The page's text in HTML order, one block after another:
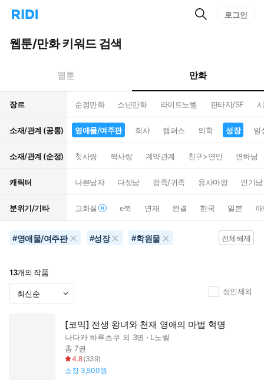
리
홈
으
턴
트
검
로그인
웹툰/만화 키워드 검색
웹툰 만화
장르 순정만화 소년만화 라이트노벨 판타지/SF
소재/관계 (공통) 영애물/여주판 회사 캠퍼스 의학 성장 일
소재/관계 (순정) 첫사랑 짝사랑 계약관계 친구>연인 연하남
캐릭터 나쁜남자 다정남 왕족/귀족 용사마왕 인기남
분위기/기타 고화질 e북 연재 완결 한국 일본
#영애물/여주판 #성장 #학원물 전체해제
13개의 작품
성인제외
[코믹] 전생 왕녀와 천재 영애의 마법 혁명
나다카 하루츠쿠 외 3명
L노벨
총 7권
4.8(339)
소장 3,500원